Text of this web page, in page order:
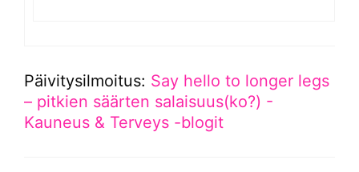
Päivitysilmoitus: Say hello to longer legs
– pitkien säärten salaisuus(ko?) -
Kauneus & Terveys -blogit